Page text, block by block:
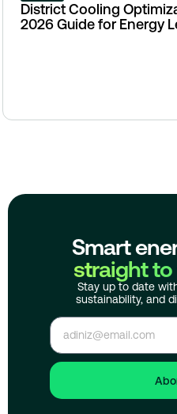
District Cooling
2026 Guide for Energy
Smart
straight to
Stay up to date
sustainability, and